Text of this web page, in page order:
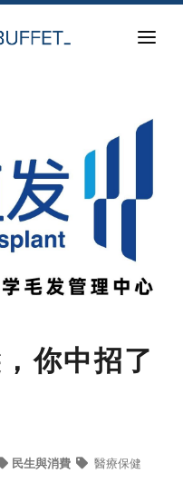
你中招了
民生與消費 醫療保健